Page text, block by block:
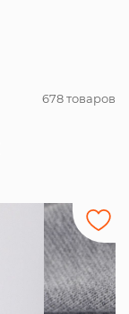
678 товаров